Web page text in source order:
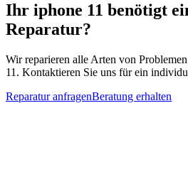
Ihr iphone 11 benötigt
Reparatur?
Wir reparieren alle Arten von
11 . Kontaktieren Sie uns für ein
Reparatur anfragenBeratung erhalten